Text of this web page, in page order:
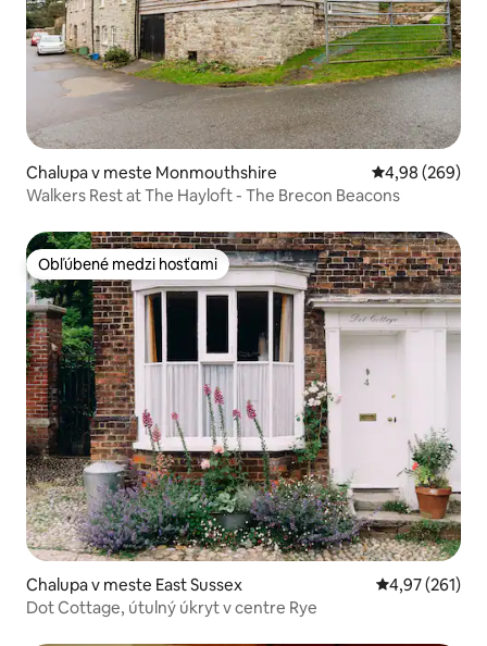
Chalupa v meste Monmouthshire Priemerné
4,98 (269)
Walkers Rest at The Hayloft - The Brecon Beacons
Obľúbené medzi hosťami
Obľúbené medzi hosťami
Chalupa v meste East Sussex Priemerné
4,97 (261)
Dot Cottage, útulný úkryt v centre Rye